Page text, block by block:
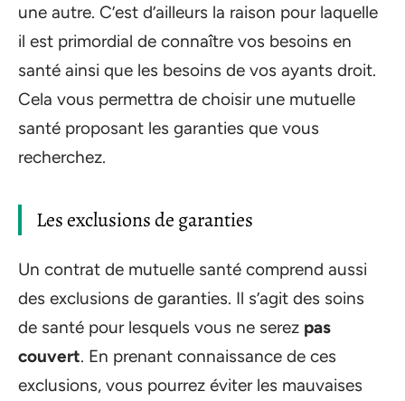
une autre. C’est d’ailleurs la raison pour laquelle
il est primordial de connaître vos besoins en
santé ainsi que les besoins de vos ayants droit.
Cela vous permettra de choisir une mutuelle
santé proposant les garanties que vous
recherchez.
Les exclusions de garanties
Un contrat de mutuelle santé comprend aussi
des exclusions de garanties. Il s’agit des soins
de santé pour lesquels vous ne serez pas
couvert. En prenant connaissance de ces
exclusions, vous pourrez éviter les mauvaises